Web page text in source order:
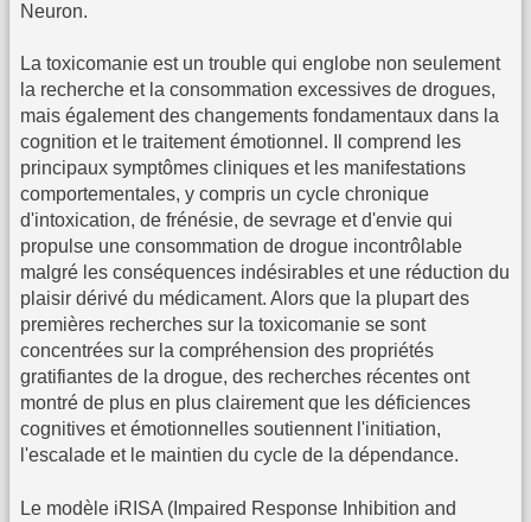
Neuron.
La toxicomanie est un trouble qui englobe non seulement
la recherche et la consommation excessives de drogues,
mais également des changements fondamentaux dans la
cognition et le traitement émotionnel. Il comprend les
principaux symptômes cliniques et les manifestations
comportementales, y compris un cycle chronique
d'intoxication, de frénésie, de sevrage et d'envie qui
propulse une consommation de drogue incontrôlable
malgré les conséquences indésirables et une réduction du
plaisir dérivé du médicament. Alors que la plupart des
premières recherches sur la toxicomanie se sont
concentrées sur la compréhension des propriétés
gratifiantes de la drogue, des recherches récentes ont
montré de plus en plus clairement que les déficiences
cognitives et émotionnelles soutiennent l'initiation,
l'escalade et le maintien du cycle de la dépendance.
Le modèle iRISA (Impaired Response Inhibition and